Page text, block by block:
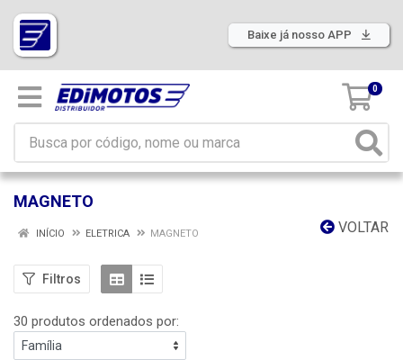
Baixe já nosso APP
0
MAGNETO
VOLTAR
INÍCIO ELETRICA MAGNETO
Filtros
30 produtos ordenados por: